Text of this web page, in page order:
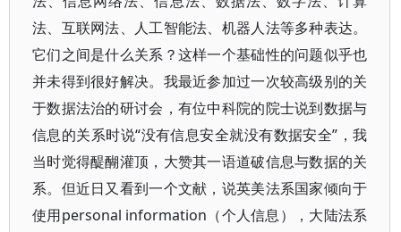
法、互联网法、人工智能法、机器人法等多种表达。
它们之间是什么关系？这样一个基础性的问题似乎也
并未得到很好解决。我最近参加过一次较高级别的关
于数据法治的研讨会，有位中科院的院士说到数据与
信息的关系时说“没有信息安全就没有数据安全”，我
当时觉得醍醐灌顶，大赞其一语道破信息与数据的关
系。但近日又看到一个文献，说英美法系国家倾向于
使用personal information（个人信息），大陆法系